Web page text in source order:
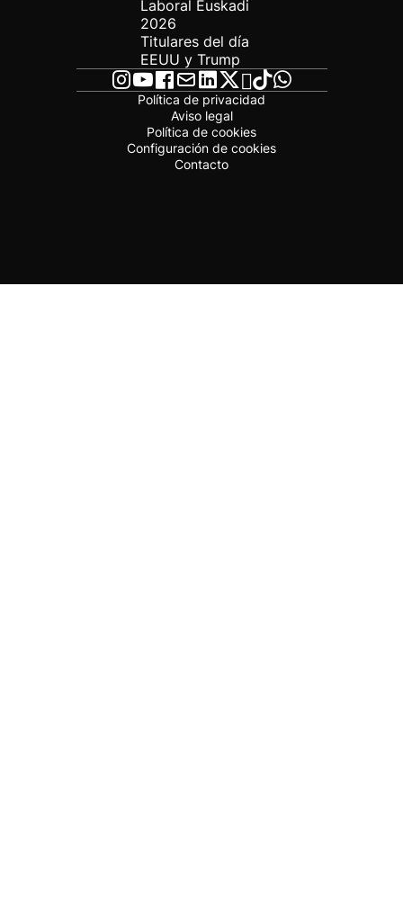
Laboral Euskadi
2026
Titulares del día
EEUU y Trump
Política de privacidad
Aviso legal
Política de cookies
Configuración de cookies
Contacto